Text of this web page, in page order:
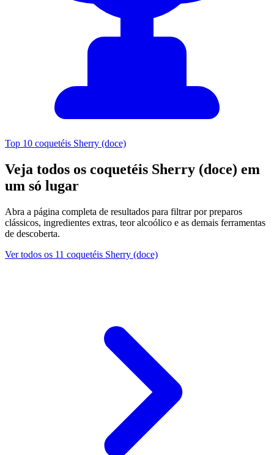
Top 10 coquetéis Sherry (doce)
Veja todos os coquetéis Sherry (doce) em
um só lugar
Abra a página completa de resultados para filtrar por preparos
clássicos, ingredientes extras, teor alcoólico e as demais ferramentas
de descoberta.
Ver todos os 11 coquetéis Sherry (doce)